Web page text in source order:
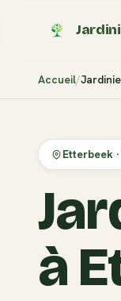
Accueil
Etterbeek ·
à